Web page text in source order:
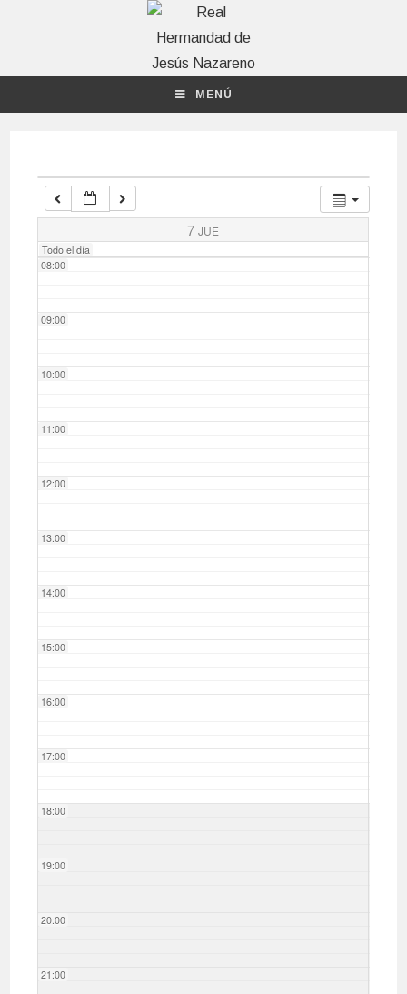
MENÚ
7 JUE
Todo el día
07:00
08:00
09:00
10:00
11:00
12:00
13:00
14:00
15:00
16:00
17:00
18:00
19:00
20:00
21:00